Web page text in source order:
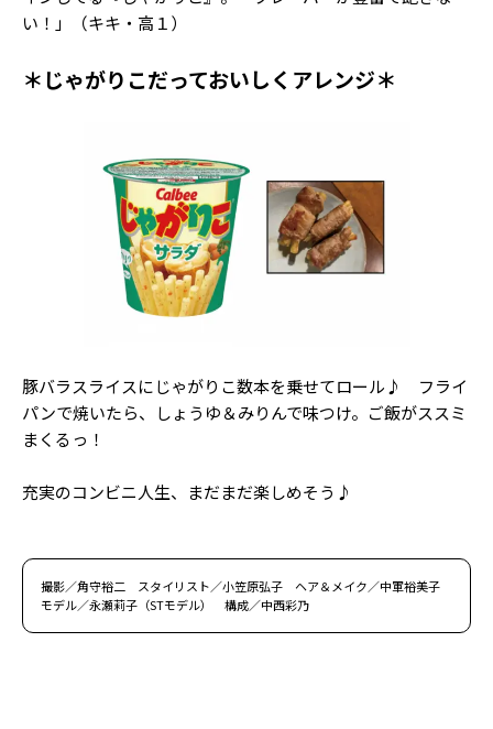
い！」（キキ・高１）
＊じゃがりこだっておいしくアレンジ＊
豚バラスライスにじゃがりこ数本を乗せてロール♪ フライ
パンで焼いたら、しょうゆ＆みりんで味つけ。ご飯がススミ
まくるっ！
充実のコンビニ人生、まだまだ楽しめそう♪
撮影／角守裕二 スタイリスト／小笠原弘子 ヘア＆メイク／中軍裕美子
モデル／永瀬莉子（STモデル） 構成／中西彩乃